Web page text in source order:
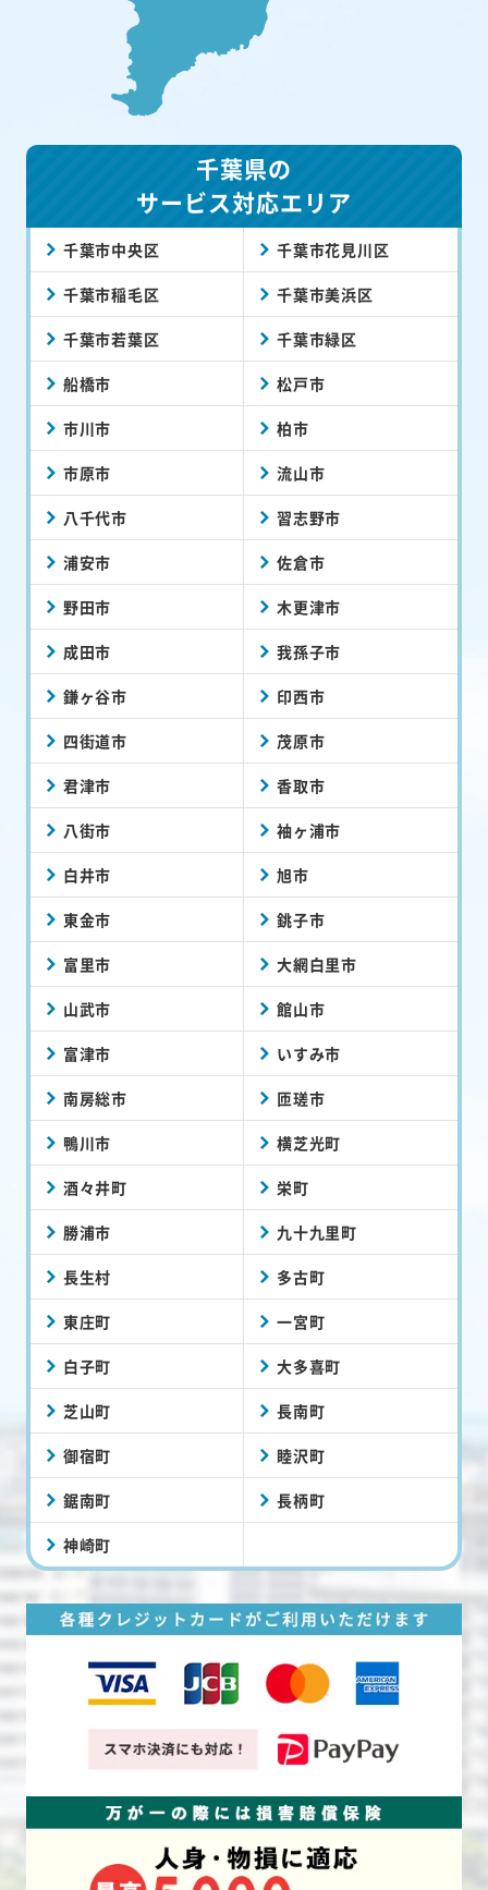
千葉県の
サービス対応エリア
千葉市中央区 千葉市花見川区
千葉市稲毛区 千葉市美浜区
千葉市若葉区 千葉市緑区
船橋市 松戸市
市川市 柏市
市原市 流山市
八千代市 習志野市
浦安市 佐倉市
野田市 木更津市
成田市 我孫子市
鎌ヶ谷市 印西市
四街道市 茂原市
君津市 香取市
八街市 袖ヶ浦市
白井市 旭市
東金市 銚子市
富里市 大網白里市
山武市 館山市
富津市 いすみ市
南房総市 匝瑳市
鴨川市 横芝光町
酒々井町 栄町
勝浦市 九十九里町
長生村 多古町
東庄町 一宮町
白子町 大多喜町
芝山町 長南町
御宿町 睦沢町
鋸南町 長柄町
神崎町